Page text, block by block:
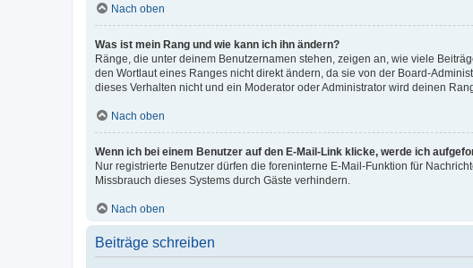
Nach oben
Was ist mein Rang und wie kann ich ihn ändern?
Ränge, die unter deinem Benutzernamen stehen, zeigen an, wie viele
den Wortlaut eines Ranges nicht direkt ändern, da sie von der Board-
dieses Verhalten nicht und ein Moderator oder Administrator wird deinen
Nach oben
Wenn ich bei einem Benutzer auf den E-Mail-Link klicke, werde ich
Nur registrierte Benutzer dürfen die foreninterne E-Mail-Funktion für
Missbrauch dieses Systems durch Gäste verhindern.
Nach oben
Beiträge schreiben